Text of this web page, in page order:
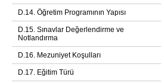
D.14. Öğretim Programının Yapısı
D.15. Sınavlar Değerlendirme ve
Notlandırma
D.16. Mezuniyet Koşulları
D.17. Eğitim Türü